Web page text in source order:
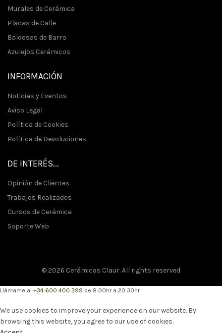
Murales de Cerámica
Placas de Calle
Baldosas de Barro
Azulejos Cerámicos
INFORMACIÓN
Noticias y Eventos
Aviso Legal
Política de Cookies
Política de Devoluciones
DE INTERÉS...
Opinión de Clientes
Trabajos Realizados
Cursos de Cerámica
Soporte Web
© 2026 Cerámicas Claur. All rights reserved
Llámame al +34 600 400 399 de 8:00hr a 20:30hr
We use cookies to improve your experience on our website. By
browsing this website, you agree to our use of cookies.